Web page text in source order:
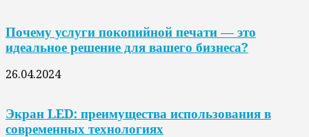
Почему услуги покопийной печати — это
идеальное решение для вашего бизнеса?
26.04.2024
Экран LED: преимущества использования в
современных технологиях